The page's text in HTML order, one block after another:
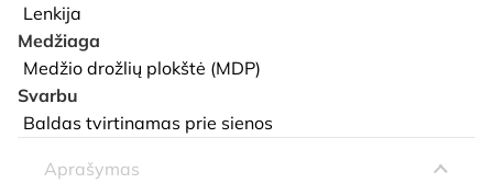
Lenkija
Medžiaga
Medžio drožlių plokštė (MDP)
Svarbu
Baldas tvirtinamas prie sienos
Aprašymas